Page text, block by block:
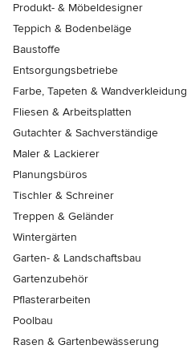
Produkt- & Möbeldesigner
Teppich & Bodenbeläge
Baustoffe
Entsorgungsbetriebe
Farbe, Tapeten & Wandverkleidung
Fliesen & Arbeitsplatten
Gutachter & Sachverständige
Maler & Lackierer
Planungsbüros
Tischler & Schreiner
Treppen & Geländer
Wintergärten
Garten- & Landschaftsbau
Gartenzubehör
Pflasterarbeiten
Poolbau
Rasen & Gartenbewässerung